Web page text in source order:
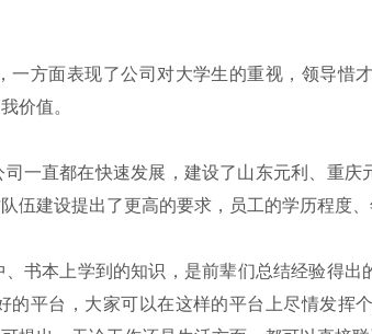
面表现了公司对大学生的重视，领导惜
价值。
直都在快速发展，建设了山东元利、重庆
伍建设提出了更高的要求，员工的学历程度、
本上学到的知识，是前辈们总结经验得出
的平台，大家可以在这样的平台上尽情发挥